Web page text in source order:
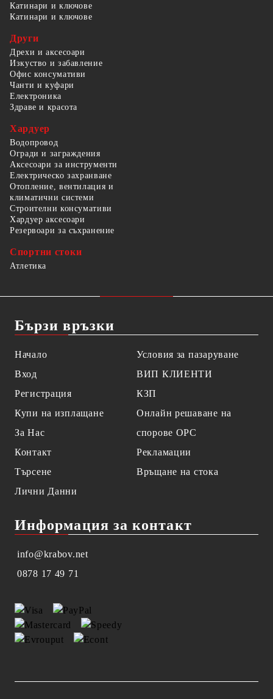
Катинари и ключове
Катинари и ключове
Други
Дрехи и аксесоари
Изкуство и забавление
Офис консумативи
Чанти и куфари
Електроника
Здраве и красота
Хардуер
Водопровод
Огради и заграждения
Аксесоари за инструменти
Електрическо захранване
Отопление, вентилация и
климатични системи
Строителни консумативи
Хардуер аксесоари
Резервоари за съхранение
Спортни стоки
Атлетика
Бързи връзки
Начало
Вход
Регистрация
Купи на изплащане
За Нас
Контакт
Търсене
Лични Данни
Условия за пазаруване
ВИП КЛИЕНТИ
КЗП
Онлайн решаване на
спорове OPC
Рекламации
Връщане на стока
Информация за контакт
info@krabov.net
0878 17 49 71